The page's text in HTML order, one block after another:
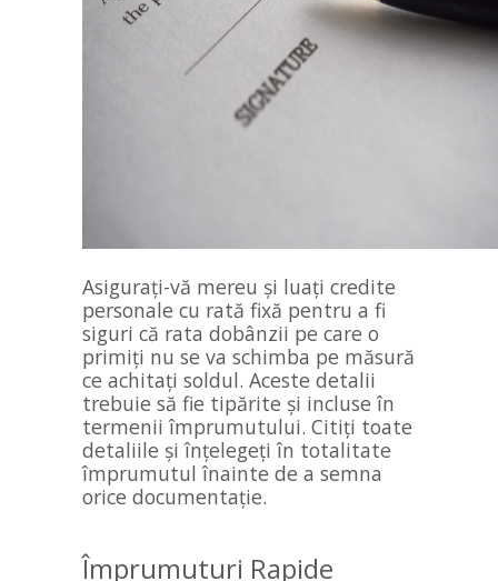
Asigurați-vă mereu și luați credite
personale cu rată fixă pentru a fi
siguri că rata dobânzii pe care o
primiți nu se va schimba pe măsură
ce achitați soldul. Aceste detalii
trebuie să fie tipărite și incluse în
termenii împrumutului. Citiți toate
detaliile și înțelegeți în totalitate
împrumutul înainte de a semna
orice documentație.
Împrumuturi Rapide